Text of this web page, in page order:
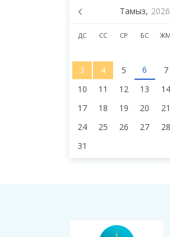
Тамыз, 2026
ДС СС СР БС ЖМ
3
4 5 6 7
10
11 12 13 14
17
18 19 20 21
24
25 26 27 28
31